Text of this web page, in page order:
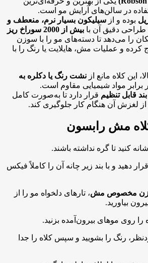
در سالن‌های آرایش مو است.
بوده و از سیلیکون بسیار نرم، منعطف و
دقیق آن با
بیش از 2000 سوراخ ریز
را می‌دهد تا دسته‌های مو را با سوزن
و عملیات مش، هایلایت یا رنگ را با
این کلاه مانع از نشت رنگ یا دکلره به
مواد شیمیایی مقاوم است.
بند قابل تنظیم قرار دارد تا به‌صورت کامل
لغزش آن هنگام کار جلوگیری کند.
مش رابسون
کنید تا گره نداشته باشند.
دهید و با بند زیر چانه آن را کاملاً فیکس
مخصوص مش، تارهای دلخواه مو را از
بیاورید.
را روی موهای بیرون‌آمده بزنید.
رنگ را بشویید و سپس کلاه را جدا